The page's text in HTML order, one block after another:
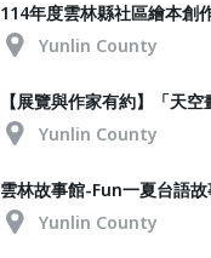
114年度雲林縣社區繪本創
Yunlin County
【展覽與作家有約】「天
Yunlin County
雲林故事館-Fun一夏台語
Yunlin County